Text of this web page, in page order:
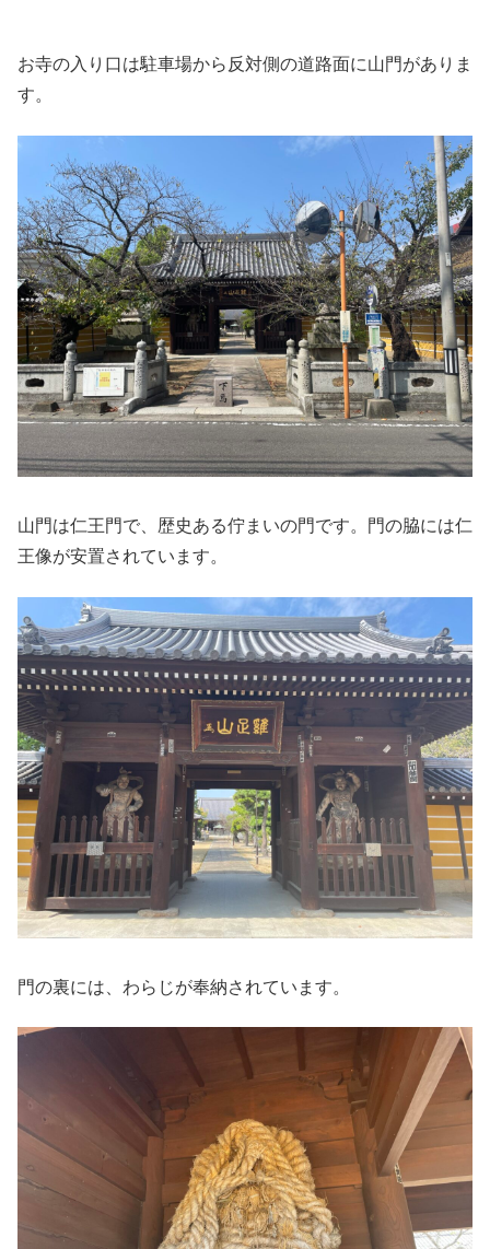
お寺の入り口は駐車場から反対側の道路面に山門がありま
す。
山門は仁王門で、歴史ある佇まいの門です。門の脇には仁
王像が安置されています。
門の裏には、わらじが奉納されています。